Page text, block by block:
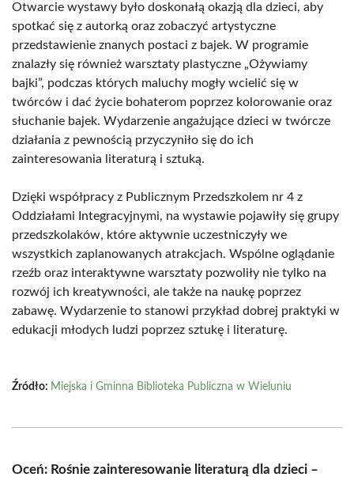
Otwarcie wystawy było doskonałą okazją dla dzieci, aby
spotkać się z autorką oraz zobaczyć artystyczne
przedstawienie znanych postaci z bajek. W programie
znalazły się również warsztaty plastyczne „Ożywiamy
bajki”, podczas których maluchy mogły wcielić się w
twórców i dać życie bohaterom poprzez kolorowanie oraz
słuchanie bajek. Wydarzenie angażujące dzieci w twórcze
działania z pewnością przyczyniło się do ich
zainteresowania literaturą i sztuką.
Dzięki współpracy z Publicznym Przedszkolem nr 4 z
Oddziałami Integracyjnymi, na wystawie pojawiły się grupy
przedszkolaków, które aktywnie uczestniczyły we
wszystkich zaplanowanych atrakcjach. Wspólne oglądanie
rzeźb oraz interaktywne warsztaty pozwoliły nie tylko na
rozwój ich kreatywności, ale także na naukę poprzez
zabawę. Wydarzenie to stanowi przykład dobrej praktyki w
edukacji młodych ludzi poprzez sztukę i literaturę.
Źródło: Miejska i Gminna Biblioteka Publiczna w Wieluniu
Oceń: Rośnie zainteresowanie literaturą dla dzieci –